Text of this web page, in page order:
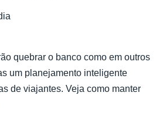
quebrar o banco como em outros
um planejamento inteligente
de viajantes. Veja como manter